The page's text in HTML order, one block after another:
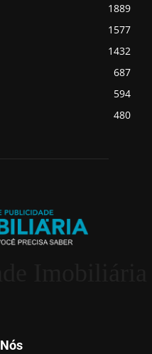
1889
1577
1432
687
594
480